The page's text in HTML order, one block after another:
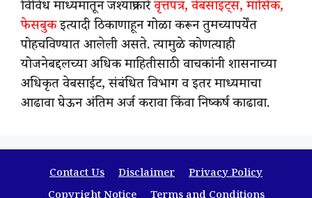
विविध माध्यमातून जश्याप्रकारेवृत्तपत्र, वेबसाइट्स, मासिक,
फेसबुकइत्यादी ठिकाणाहून गोळा करून तुमच्यापर्येंत
पोहचविण्यात आलेली असते. त्यामुळे कोणत्याही
योजनेबद्दलच्या अधिक माहितीसाठी वाचकांनी शासनाच्या
अधिकृत वेबसाईट, संबंधित विभाग व इतर माध्यमाचा
आढावा घेऊन अंतिम अर्ज करावा किंवा निष्कर्ष काढावा.
Contact Us Disclaimer
Privacy Policy